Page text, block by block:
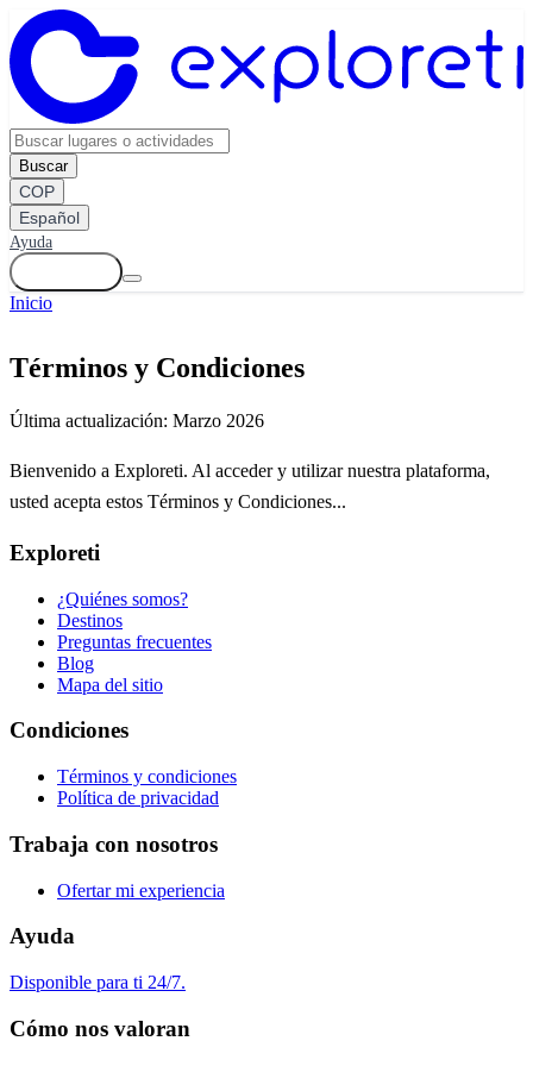
Buscar
COP
Español
Ayuda
Inicio
Términos y Condiciones
Última actualización: Marzo 2026
Bienvenido a Exploreti. Al acceder y utilizar nuestra plataforma,
usted acepta estos Términos y Condiciones...
Exploreti
¿Quiénes somos?
Destinos
Preguntas frecuentes
Blog
Mapa del sitio
Condiciones
Términos y condiciones
Política de privacidad
Trabaja con nosotros
Ofertar mi experiencia
Ayuda
Disponible para ti 24/7.
Cómo nos valoran